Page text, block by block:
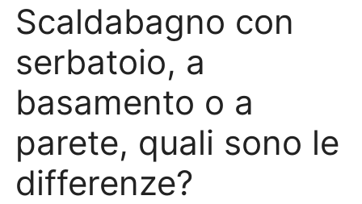
Scaldabagno con
serbatoio, a
basamento o a
parete, quali sono le
differenze?